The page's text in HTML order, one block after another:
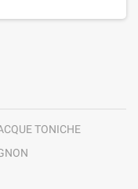
TONICHE